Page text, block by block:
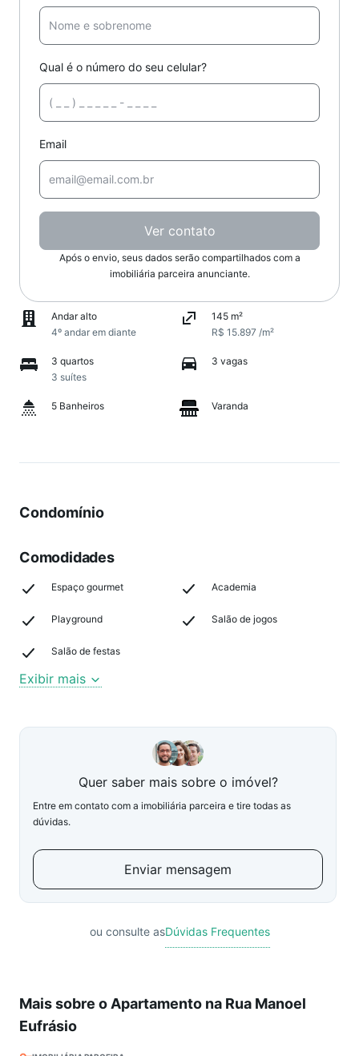
Qual é o número do seu celular?
Email
Ver contato
Após o envio, seus dados serão compartilhados com a
imobiliária parceira anunciante.
Andar alto
4º andar em diante
145 m²
R$ 15.897 /m²
3 quartos
3 suítes
3 vagas
5 Banheiros Varanda
Condomínio
Comodidades
Espaço gourmet Academia
Playground Salão de jogos
Salão de festas
Exibir mais
Quer saber mais sobre o imóvel?
Entre em contato com a imobiliária parceira e tire todas as
dúvidas.
Enviar mensagem
ou consulte asDúvidas Frequentes
Mais sobre o Apartamento na Rua Manoel
Eufrásio